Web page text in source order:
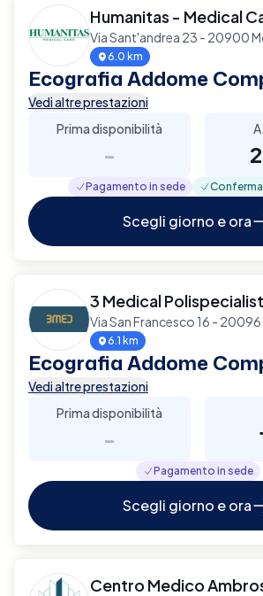
Humanitas - Medical
Via Sant'andrea 23 - 20900
6.0 km
Ecografia Addome
Vedi altre prestazioni
Prima disponibilità
-
Pagamento in sede
Scegli giorno e ora
3 Medical
Via San Francesco 16 -
6.1 km
Ecografia Addome
Vedi altre prestazioni
Prima disponibilità
-
Pagamento in sede
Scegli giorno e ora
Centro Medico